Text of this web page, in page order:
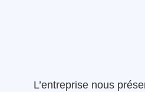
L’entreprise nous